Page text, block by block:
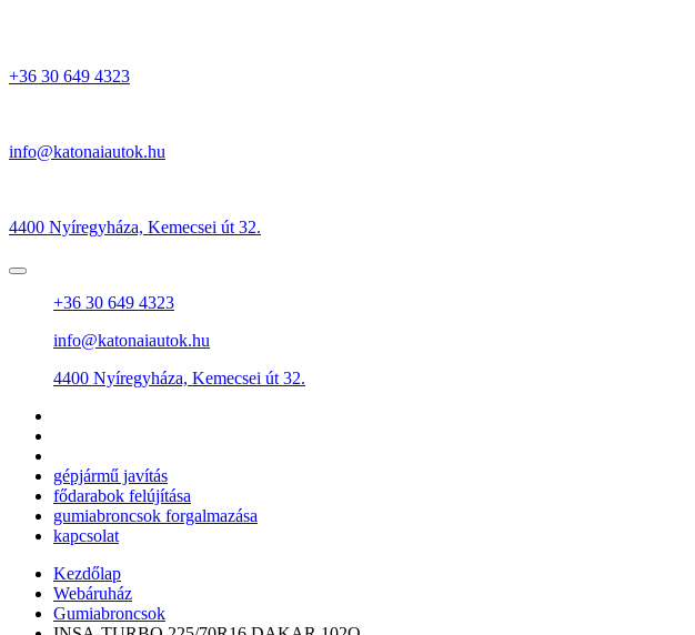
+36 30 649 4323
info@katonaiautok.hu
4400 Nyíregyháza, Kemecsei út 32.
+36 30 649 4323
info@katonaiautok.hu
4400 Nyíregyháza, Kemecsei út 32.
gépjármű javítás
fődarabok felújítása
gumiabroncsok forgalmazása
kapcsolat
Kezdőlap
Webáruház
Gumiabroncsok